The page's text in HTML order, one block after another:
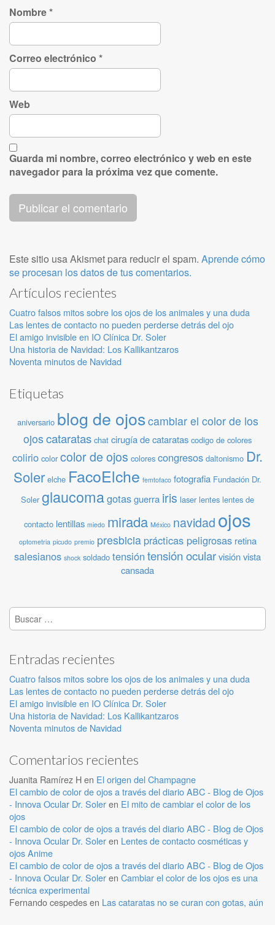
Nombre*
Correo electrónico *
Web
Guarda mi nombre, correo electrónico y web en este
navegador para la próxima vez que comente.
Este sitio usa Akismet para reducir el spam. Aprende cómo
se procesan los datos de tus comentarios.
Artículos recientes
Cuatro falsos mitos sobre los ojos de los animales y una duda
Las lentes de contacto no pueden perderse detrás del ojo
El amigo invisible en IO Clínica Dr. Soler
Una historia de Navidad: Los Kallikantzaros
Noventa minutos de Navidad
Etiquetas
aniversario blog de ojoscambiar el color de los
ojos cataratas chat cirugía de cataratas codigo de colores
colirio color color de ojos colores congresos daltonismo Dr.
Soler elche FacoElche femtofaco fotografia Fundación Dr.
Soler glaucomagotasguerra iris laser lentes lentes de
contacto lentillas miedo mirada México navidad ojos
optometria picudo premio presbicia prácticas peligrosas retina
salesianos shock soldado tensión tensión ocularvisiónvista
cansada
Buscar:
Entradas recientes
Cuatro falsos mitos sobre los ojos de los animales y una duda
Las lentes de contacto no pueden perderse detrás del ojo
El amigo invisible en IO Clínica Dr. Soler
Una historia de Navidad: Los Kallikantzaros
Noventa minutos de Navidad
Comentarios recientes
Juanita Ramírez Hen El origen del Champagne
El cambio de color de ojos a través del diario ABC - Blog de Ojos
- Innova Ocular Dr. Soleren El mito de cambiar el color de los
ojos
El cambio de color de ojos a través del diario ABC - Blog de Ojos
- Innova Ocular Dr. Soleren Lentes de contacto cosméticas y
ojos Anime
El cambio de color de ojos a través del diario ABC - Blog de Ojos
- Innova Ocular Dr. Soleren Cambiar el color de los ojos es una
técnica experimental
Fernando cespedesen Las cataratas no se curan con gotas, aún